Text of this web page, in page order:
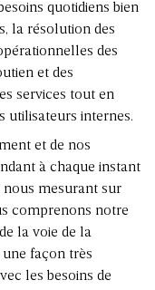
quotidiens bien
la résolution des
des
et des
services tout en
utilisateurs internes.
et de nos
à chaque instant
nous mesurant sur
comprenons notre
la voie de la
façon très
les besoins de